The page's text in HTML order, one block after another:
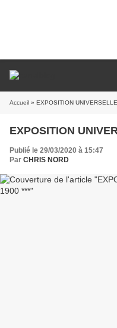
Accueil » EXPOSITION
Publié le 29/03/2020 à 15:47
Par CHRIS NORD